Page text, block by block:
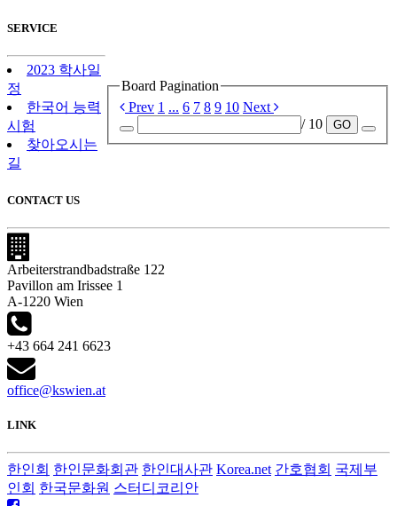
Board Pagination
Prev 1 ... 6 7 8 9 10 Next
/ 10
GO
SERVICE
2023 학사일
정
한국어 능력
시험
찾아오시는
길
CONTACT US
Arbeiterstrandbadstraße 122
Pavillon am Irissee 1
A-1220 Wien
+43 664 241 6623
office@kswien.at
LINK
한인회 한인문화회관 한인대사관 Korea.net 간호협회 국제부
인회 한국문화원 스터디코리안